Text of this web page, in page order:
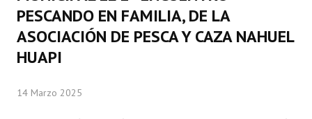
Comisiones Permanentes
Comisiones Especiales
PESCANDO EN FAMILIA, DE LA
ASOCIACIÓN DE PESCA Y CAZA NAHUEL
HUAPI
14 Marzo 2025